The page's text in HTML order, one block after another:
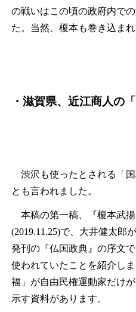
の戦いはこの頃の政府内で
た。当然、榎本も巻き込まれ
・滋賀県、近江商人の
渋沢も使ったとされる「国
とも言われました。
本稿の第一稿、『榎本武
(2019.11.25)で、大井健太郎
発刊の『仏国政典』の序文
使われていたことを紹介し
福」が自由民権運動家だけ
示す資料があります。